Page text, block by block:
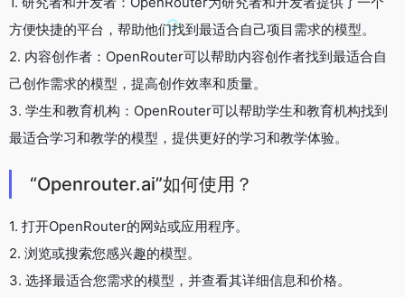
方便快捷的平台，帮助他们找到最适合自己项目需求的模型。
2. 内容创作者：OpenRouter可以帮助内容创作者找到最适合自
己创作需求的模型，提高创作效率和质量。
3. 学生和教育机构：OpenRouter可以帮助学生和教育机构找到
最适合学习和教学的模型，提供更好的学习和教学体验。
“Openrouter.ai”如何使用？
1. 打开OpenRouter的网站或应用程序。
2. 浏览或搜索您感兴趣的模型。
3. 选择最适合您需求的模型，并查看其详细信息和价格。